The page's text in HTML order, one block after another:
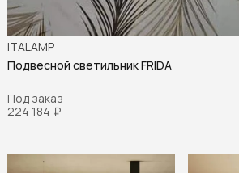
ITALAMP
Подвесной светильник FRIDA
Под заказ
224 184 ₽